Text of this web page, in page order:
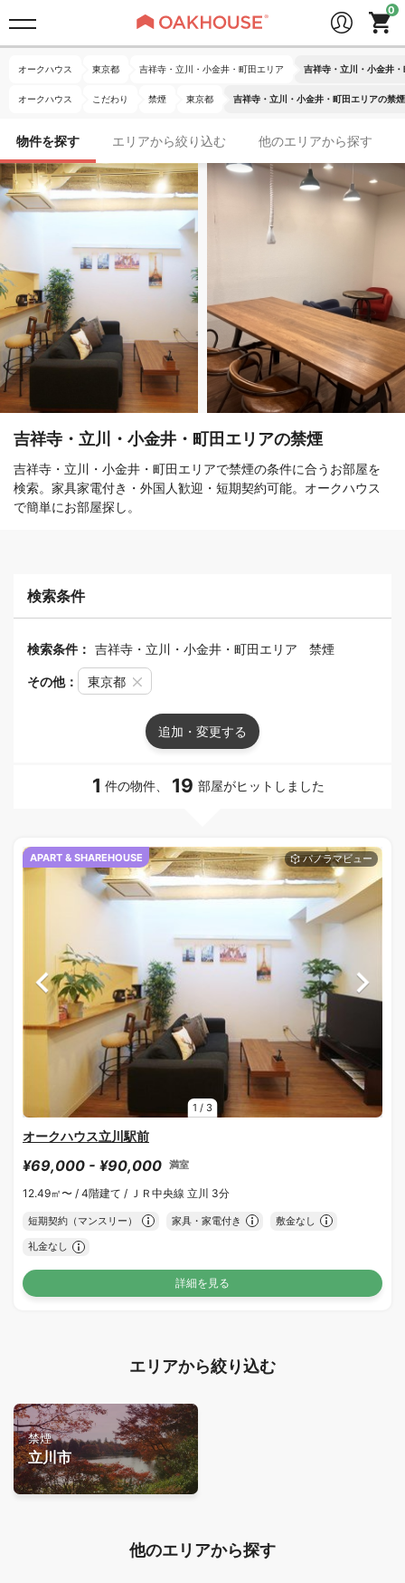
オークハウス 東京都 吉祥寺・立川・小金井・町田エリア 吉祥寺・立川・小金井
オークハウス こだわり 禁煙 東京都 吉祥寺・立川・小金井・町田エリアの禁煙
物件を探す エリアから絞り込む 他のエリアから探す
吉祥寺・立川・小金井・町田エリアの禁煙
吉祥寺・立川・小金井・町田エリアで禁煙の条件に合うお部屋を
検索。家具家電付き・外国人歓迎・短期契約可能。オークハウス
で簡単にお部屋探し。
検索条件
検索条件： 吉祥寺・立川・小金井・町田エリア 禁煙
その他： 東京都
追加・変更する
1 件の物件、 19 部屋がヒットしました
1 / 3
APART & SHAREHOUSE
オークハウス立川駅前
¥69,000 - ¥90,000 満室
12.49㎡〜 / 4階建て / ＪＲ中央線 立川 3分
短期契約（マンスリー） 家具・家電付き 敷金なし
礼金なし
詳細を見る
エリアから絞り込む
禁煙
立川市
他のエリアから探す